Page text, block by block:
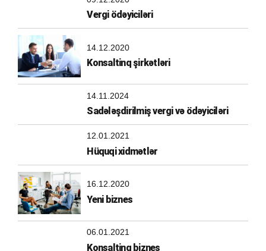
Vergi ödəyiciləri
14.12.2020
Konsaltinq şirkətləri
14.11.2024
Sadələşdirilmiş vergi və ödəyiciləri
12.01.2021
Hüquqi xidmətlər
16.12.2020
Yeni biznes
06.01.2021
Konsaltinq biznes